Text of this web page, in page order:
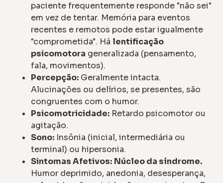
paciente frequentemente responde "não sei"
em vez de tentar. Memória para eventos
recentes e remotos pode estar igualmente
"comprometida". Há lentificação
psicomotora generalizada (pensamento,
fala, movimentos).
Percepção: Geralmente intacta.
Alucinações ou delírios, se presentes, são
congruentes com o humor.
Psicomotricidade: Retardo psicomotor ou
agitação.
Sono: Insônia (inicial, intermediária ou
terminal) ou hipersonia.
Sintomas Afetivos: Núcleo da síndrome.
Humor deprimido, anedonia, desesperança,